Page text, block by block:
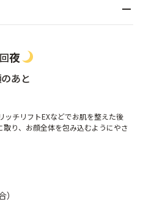
回夜
あと
ッチリフトEXなどでお肌を整えた後
り、お顔全体を包み込むようにやさ